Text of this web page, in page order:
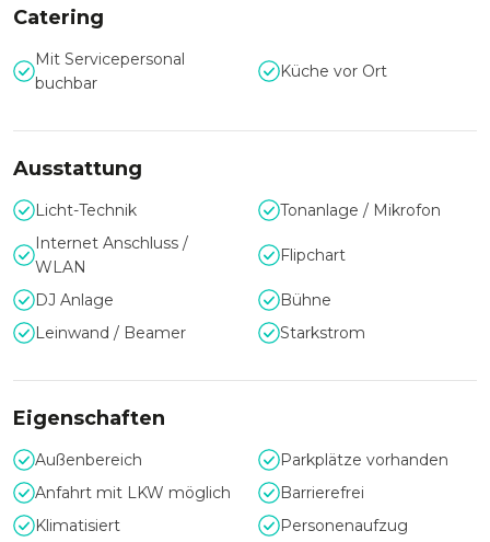
Catering
Mit Servicepersonal
buchbar
Küche vor Ort
Ausstattung
Licht-Technik
Tonanlage / Mikrofon
Internet Anschluss /
WLAN
Flipchart
DJ Anlage
Bühne
Leinwand / Beamer
Starkstrom
Eigenschaften
Außenbereich
Parkplätze vorhanden
Anfahrt mit LKW möglich
Barrierefrei
Klimatisiert
Personenaufzug